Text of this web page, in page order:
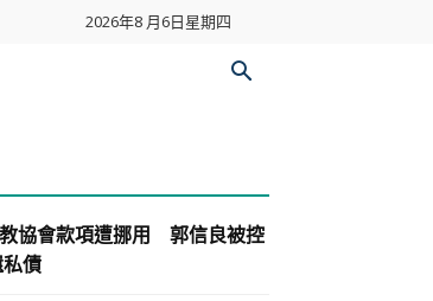
2026年8 月6日星期四
協會款項遭挪用 郭信良被控
債